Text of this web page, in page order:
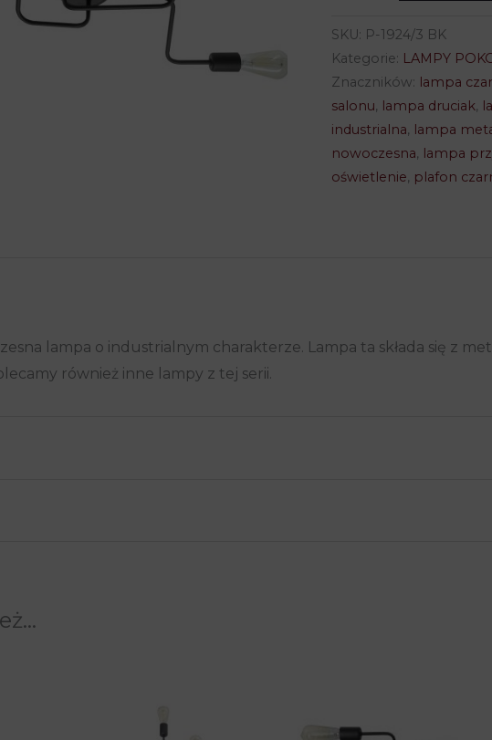
metalowy
TUBE
P-
1924/3
BK
SKU: P-1924/3 BK
Kategorie: LAMPY
Znaczników: lampa
salonu, lampa druciak,
industrialna, lampa
nowoczesna, lampa
oświetlenie, plafon
lampa o industrialnym charakterze. Lampa ta składa się z
również inne lampy z tej serii.
Nowoczesny
ten produkt mogą napisać opinię.